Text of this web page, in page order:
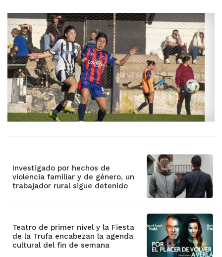
Investigado por hechos de
violencia familiar y de género, un
trabajador rural sigue detenido
Teatro de primer nivel y la Fiesta
de la Trufa encabezan la agenda
cultural del fin de semana